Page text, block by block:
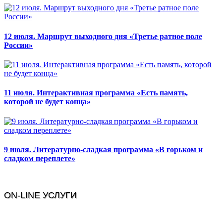
12 июля. Маршрут выходного дня «Третье ратное поле
России»
11 июля. Интерактивная программа «Есть память,
которой не будет конца»
9 июля. Литературно-сладкая программа «В горьком и
сладком переплете»
ON-LINE УСЛУГИ